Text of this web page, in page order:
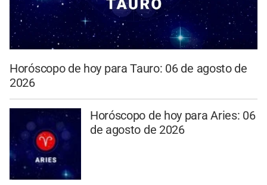
Horóscopo de hoy para Tauro: 06 de agosto de
2026
Horóscopo de hoy para Aries: 06
de agosto de 2026